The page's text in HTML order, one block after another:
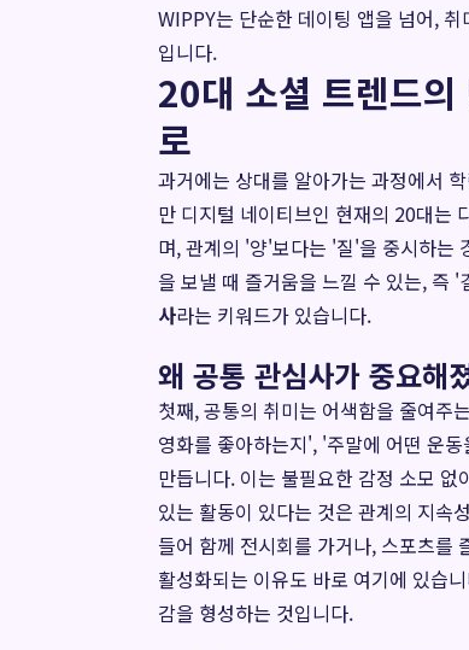
WIPPY는 단순한 데이팅 앱을 넘어,
입니다.
20대 소셜 트렌드
로
과거에는 상대를 알아가는 과정에서
만 디지털 네이티브인 현재의 20대는
며, 관계의 '양'보다는 '질'을 중시하는
을 보낼 때 즐거움을 느낄 수 있는, 즉
사라는 키워드가 있습니다.
왜 공통 관심사가 중요해
첫째, 공통의 취미는 어색함을 줄여주
영화를 좋아하는지', '주말에 어떤 운
만듭니다. 이는 불필요한 감정 소모
있는 활동이 있다는 것은 관계의 지속
들어 함께 전시회를 가거나, 스포츠를
활성화되는 이유도 바로 여기에 있습
감을 형성하는 것입니다.